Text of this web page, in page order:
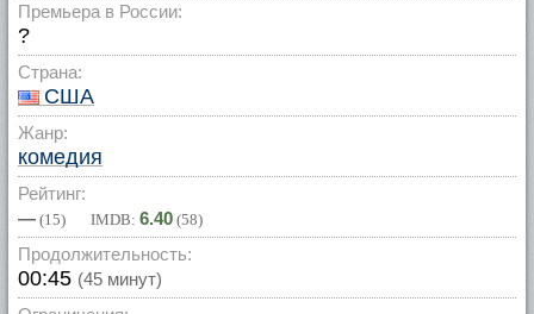
Премьера в России:
?
Страна:
США
Жанр:
комедия
Рейтинг:
— (15) IMDB: 6.40 (58)
Продолжительность:
00:45 (45 минут)